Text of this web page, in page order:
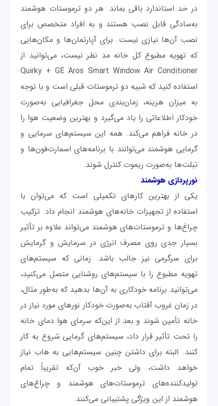
در حد استاندارد باقی بماند. هر دو ترموستات‌ هوشمند
به‌سادگی قابل نصب هستند و به افراد متخصص برای
نصب آن‌ها نیازی نیست. برای آپارتمان‌ها و مکان‌هایی
که تهویه مطبوع کل خانه مد نظر نیست، می‌توانید از
Quirky + GE Aros Smart Window Air Conditioner
استفاده کنید که شبیه دو ترموستات قبلی است و با توجه
به میزان هزینه، زمان‌بندی محل جغرافیایی به‌صورت
خودکار اطلاعاتی را یاد می‌گیرد و بهترین وضعیت هوا را
در خانه فراهم می‌کند. همه این سیستم‌های سرمایی و
گرمایی هوشمند می‌توانند با برنامه‌های اسمارت‌فون‌ها و
تبلت‌ها به‌صورت ریموت کنترل شوند.
نورپردازی هوشمند
یکی از بهترین کارهای تکمیلی است که می‌توان با
استفاده از تجهیزات خانه‌های هوشمند انجام داد. ترکیب
چراغ‌ها و ترموستات‌های هوشمند می‌تواند علاوه بر تأثیر
بسیار جدی روی مصرف انرژی در سرمایش و گرمایش
برای سرگرمی نیز جالب باشد. زمانی که سیستم‌های
تهویه مطبوع را با سیستم‌های روشنایی متصل می‌کنید،
می‌توانید برنامه خودکاری به آن‌ها بدهید که به‌طور مثال،
در زمان غروب آفتاب به‌صورت خودکار نورهای مورد نیاز در
خانه تأمین شوند و بعد از این‌که سرمای هوا دمای خانه
را تحت تأثیر قرار داد، سیستم‌های گرمایی شروع به کار
کنند. البته برای داشتن چنین سیستم‌هایی به هاب نیاز
خواهد داشت، ولی خبر خوب آن‌که تقریباً تمام
تولیدکننده‌های ترموستات‌های هوشمند و چراغ‌های
هوشمند از این ویژگی پشتیبانی می‌کنند.